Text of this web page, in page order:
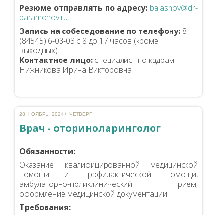
Резюме отправлять по адресу: balashov@dr-
paramonov.ru
Запись на собеседование по телефону: 8
(84545) 6-03-03 с 8 до 17 часов (кроме
выходных)
Контактное лицо: специалист по кадрам
Нижникова Ирина Викторовна
28 НОЯБРЬ 2024 / ЧЕТВЕРГ
Врач - оториноларинголог
Обязанности:
Оказание квалифицированной медицинской
помощи и профилактической помощи,
амбулаторно-поликлинический прием,
оформление медицинской документации.
Требования: